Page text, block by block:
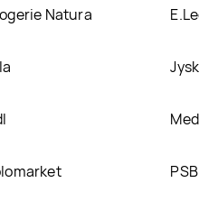
Natura
Jysk